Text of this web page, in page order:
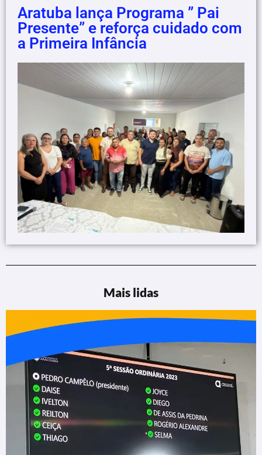
Aratuba lança Programa ” Pai
Presente” e reforça cuidado com
a Primeira Infância
Mais lidas